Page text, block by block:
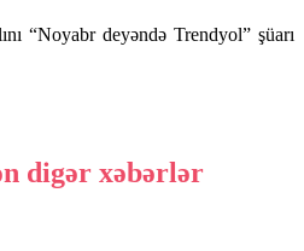
“Noyabr deyəndə Trendyol” şüarı
digər xəbərlər